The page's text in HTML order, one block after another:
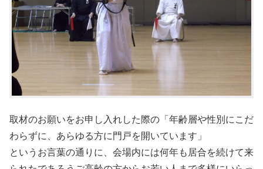
取材のお願いをお申し入れした際の「年齢層や性別にこだ
わらずに、あらゆる方に門戸を開いています」
というお言葉の通りに、会場内には何年も居合を続けて来